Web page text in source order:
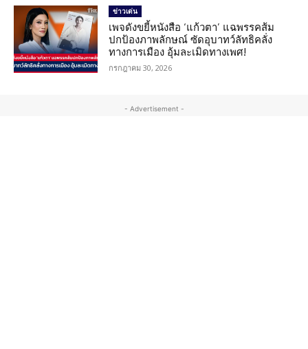
ข่าวเด่น
เพจดังขยี้หนังสือ ‘แก้วตา’ แฉพรรคส้ม
ปกป้องภาพลักษณ์ ซัดอุบาทว์ลัทธิคลั่ง
ทางการเมือง อุ้มละเมิดทางเพศ!
กรกฎาคม 30, 2026
- Advertisement -